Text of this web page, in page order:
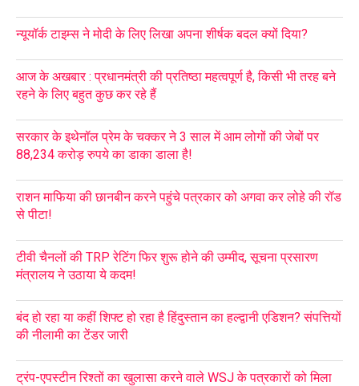
न्यूयॉर्क टाइम्स ने मोदी के लिए लिखा अपना शीर्षक बदल क्यों दिया?
आज के अखबार : प्रधानमंत्री की प्रतिष्ठा महत्वपूर्ण है, किसी भी तरह बने
रहने के लिए बहुत कुछ कर रहे हैं
सरकार के इथेनॉल प्रेम के चक्कर ने 3 साल में आम लोगों की जेबों पर
88,234 करोड़ रुपये का डाका डाला है!
राशन माफिया की छानबीन करने पहुंचे पत्रकार को अगवा कर लोहे की रॉड
से पीटा!
टीवी चैनलों की TRP रेटिंग फिर शुरू होने की उम्मीद, सूचना प्रसारण
मंत्रालय ने उठाया ये कदम!
बंद हो रहा या कहीं शिफ्ट हो रहा है हिंदुस्तान का हल्द्वानी एडिशन? संपत्तियों
की नीलामी का टेंडर जारी
ट्रंप-एपस्टीन रिश्तों का खुलासा करने वाले WSJ के पत्रकारों को मिला